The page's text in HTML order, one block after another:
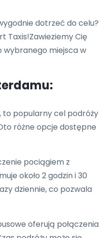
dotrzeć do celu?
Taxis!Zawieziemy Cię
wybranego miejsca w
to popularny cel podróży
różne opcje dostępne
pociągiem z
około 2 godzin i 30
dziennie, co pozwala
oferują połączenia